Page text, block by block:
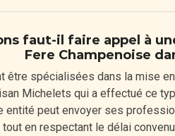
faut-il faire appel à
Fere Champenoise
être spécialisées dans la mise
Michelets qui a effectué ce
entité peut envoyer ses
en respectant le délai